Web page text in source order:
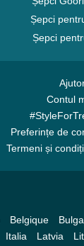
Șepci
Șepci
Contul
Preferințe de
Termeni și
Belgique
Italia Latvia